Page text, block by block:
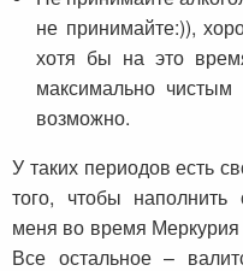
не принимайте:)),
хотя бы на это
максимально
возможно.
У таких периодов есть
того, чтобы
меня во время Меркурия
Все остальное –